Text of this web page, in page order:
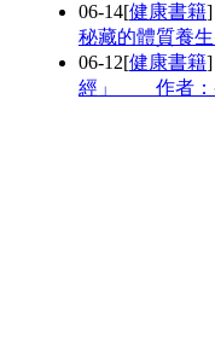
06-14[健康書籍
秘藏的體質養
06-12[健康書籍
經」 作者：